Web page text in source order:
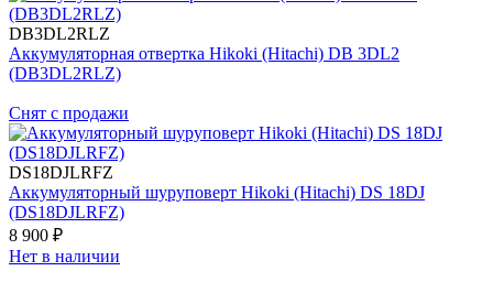
DB3DL2RLZ
Аккумуляторная отвертка Hikoki (Hitachi) DB 3DL2
(DB3DL2RLZ)
Снят с продажи
DS18DJLRFZ
Аккумуляторный шуруповерт Hikoki (Hitachi) DS 18DJ
(DS18DJLRFZ)
8 900 ₽
Нет в наличии